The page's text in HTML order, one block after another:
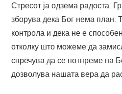
Стресот ја одзема радоста.
зборува дека Бог нема план.
контрола и дека не е
отколку што можеме да
спречува да се потпреме на
дозволува нашата вера да